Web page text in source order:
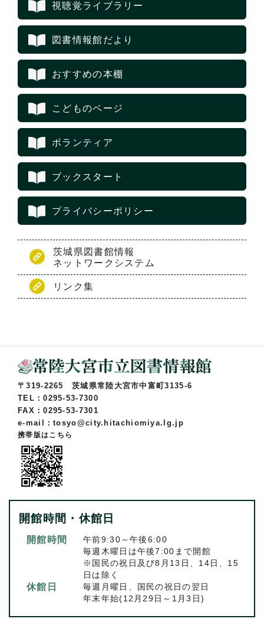
視聴覚ライブラリー
図書情報館だより
おすすめの本棚
こどものページ
ボランティア
ブックスタート
プライバシーポリシー
茨城県図書館情報
ネットワークシステム
リンク集
〒319-2265 茨城県常陸大宮市中富町3135-6
TEL：0295-53-7300
FAX：0295-53-7301
e-mail：tosyo@city.hitachiomiya.lg.jp
携帯版はこちら
開館時間・休館日
開館時間
午前9:30～午後6:00
毎週木曜日は午後7:00まで開館
※国民の祝日及び8月13日、14日、15
日は除く
休館日
毎週月曜日、国民の祝日の翌日
年末年始(12月29日～1月3日)